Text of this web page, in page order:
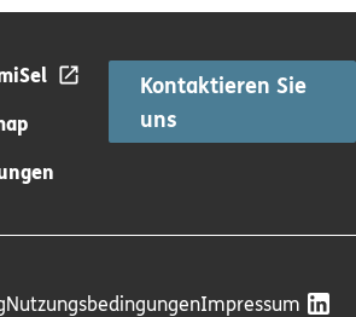
Kontaktieren Sie
uns
NutzungsbedingungenImpressum